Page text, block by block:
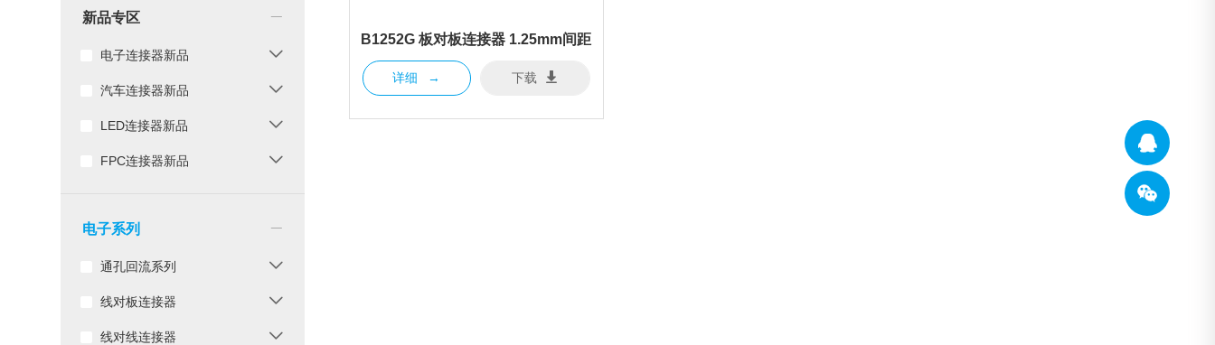
新品专区
电子连接器新品
汽车连接器新品
LED连接器新品
FPC连接器新品
电子系列
通孔回流系列
线对板连接器
线对线连接器
B1252G 板对板连接器 1.25mm间距
详细 → 下载